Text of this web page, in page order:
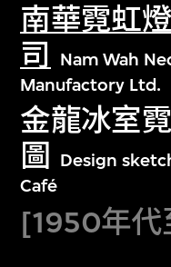
南華霓虹
司
Nam Wah
Manufactory Ltd.
金龍冰室
圖
Design
Café
[1950年代